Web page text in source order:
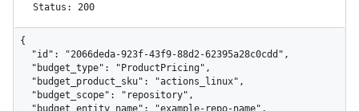
Status: 200
{